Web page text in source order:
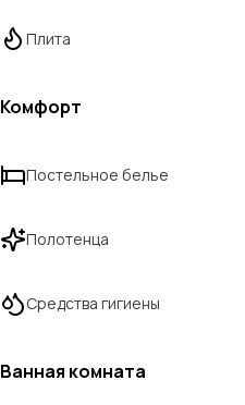
Плита
Комфорт
Постельное белье
Полотенца
Средства гигиены
Ванная комната